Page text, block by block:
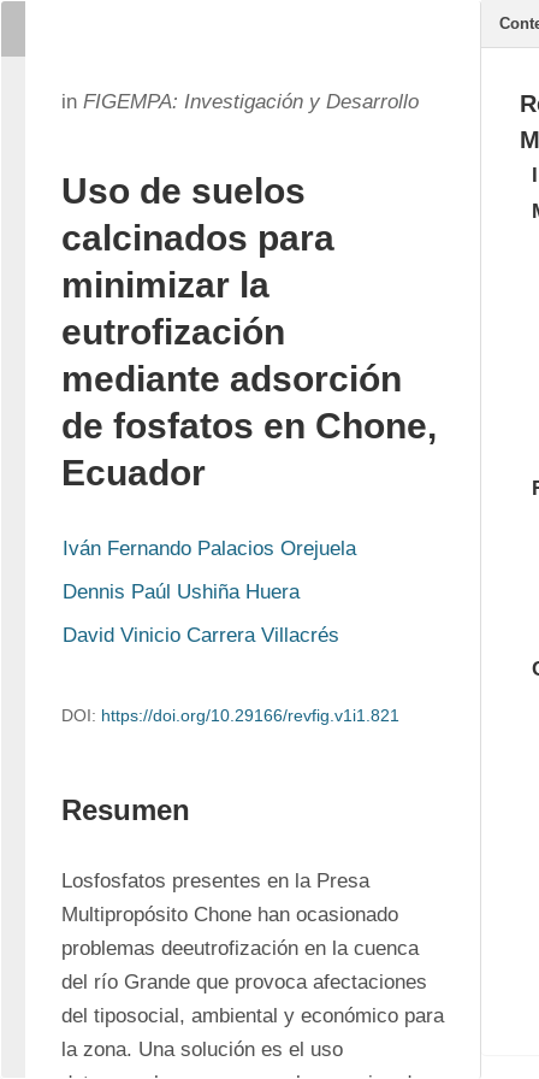
in FIGEMPA: Investigación y Desarrollo
Uso de suelos
calcinados para
minimizar la
eutrofización
mediante adsorción
de fosfatos en Chone,
Ecuador
Iván Fernando Palacios Orejuela
Dennis Paúl Ushiña Huera
David Vinicio Carrera Villacrés
DOI: https://doi.org/10.29166/revfig.v1i1.821
Resumen
Losfosfatos presentes en la Presa
Multipropósito Chone han ocasionado
problemas deeutrofización en la cuenca
del río Grande que provoca afectaciones
del tiposocial, ambiental y económico para
la zona. Una solución es el uso